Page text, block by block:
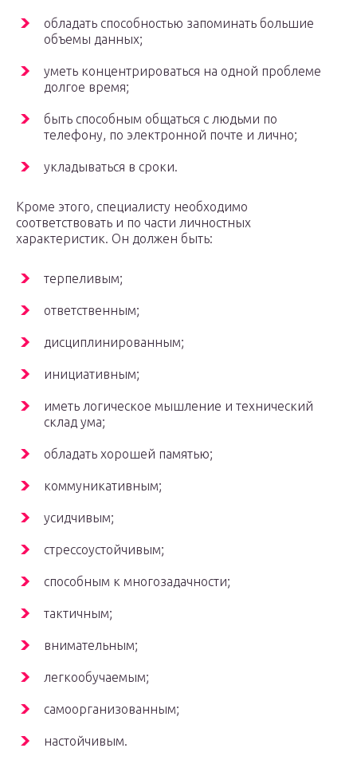
обладать способностью запоминать большие
объемы данных;
уметь концентрироваться на одной проблеме
долгое время;
быть способным общаться с людьми по
телефону, по электронной почте и лично;
укладываться в сроки.
Кроме этого, специалисту необходимо
соответствовать и по части личностных
характеристик. Он должен быть:
терпеливым;
ответственным;
дисциплинированным;
инициативным;
иметь логическое мышление и технический
склад ума;
обладать хорошей памятью;
коммуникативным;
усидчивым;
стрессоустойчивым;
способным к многозадачности;
тактичным;
внимательным;
легкообучаемым;
самоорганизованным;
настойчивым.